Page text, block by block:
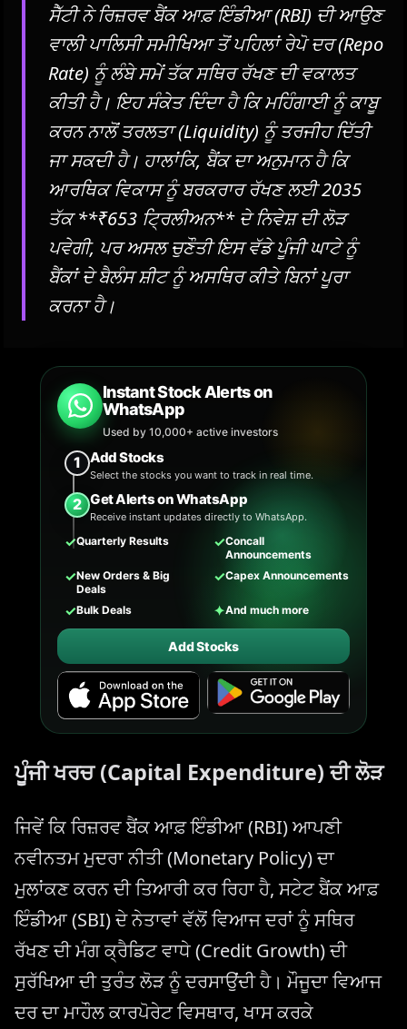
ਸੈੱਟੀ ਨੇ ਰਿਜ਼ਰਵ ਬੈਂਕ ਆਫ਼ ਇੰਡੀਆ (RBI) ਦੀ ਆਉਣ
ਵਾਲੀ ਪਾਲਿਸੀ ਸਮੀਖਿਆ ਤੋਂ ਪਹਿਲਾਂ ਰੇਪੋ ਦਰ (Repo
Rate) ਨੂੰ ਲੰਬੇ ਸਮੇਂ ਤੱਕ ਸਥਿਰ ਰੱਖਣ ਦੀ ਵਕਾਲਤ
ਕੀਤੀ ਹੈ। ਇਹ ਸੰਕੇਤ ਦਿੰਦਾ ਹੈ ਕਿ ਮਹਿੰਗਾਈ ਨੂੰ ਕਾਬੂ
ਕਰਨ ਨਾਲੋਂ ਤਰਲਤਾ (Liquidity) ਨੂੰ ਤਰਜੀਹ ਦਿੱਤੀ
ਜਾ ਸਕਦੀ ਹੈ। ਹਾਲਾਂਕਿ, ਬੈਂਕ ਦਾ ਅਨੁਮਾਨ ਹੈ ਕਿ
ਆਰਥਿਕ ਵਿਕਾਸ ਨੂੰ ਬਰਕਰਾਰ ਰੱਖਣ ਲਈ 2035
ਤੱਕ **₹653 ਟ੍ਰਿਲੀਅਨ** ਦੇ ਨਿਵੇਸ਼ ਦੀ ਲੋੜ
ਪਵੇਗੀ, ਪਰ ਅਸਲ ਚੁਣੌਤੀ ਇਸ ਵੱਡੇ ਪੂੰਜੀ ਘਾਟੇ ਨੂੰ
ਬੈਂਕਾਂ ਦੇ ਬੈਲੰਸ ਸ਼ੀਟ ਨੂੰ ਅਸਥਿਰ ਕੀਤੇ ਬਿਨਾਂ ਪੂਰਾ
ਕਰਨਾ ਹੈ।
Instant Stock Alerts on
WhatsApp
Used by 10,000+ active investors
1 Add Stocks
Select the stocks you want to track in real time.
2 Get Alerts on WhatsApp
Receive instant updates directly to WhatsApp.
✓Quarterly Results ✓Concall
Announcements
✓New Orders & Big
Deals
✓Capex Announcements
✓Bulk Deals ✦And much more
Add Stocks
ਪੂੰਜੀ ਖਰਚ (Capital Expenditure) ਦੀ ਲੋੜ
ਜਿਵੇਂ ਕਿ ਰਿਜ਼ਰਵ ਬੈਂਕ ਆਫ਼ ਇੰਡੀਆ (RBI) ਆਪਣੀ
ਨਵੀਨਤਮ ਮੁਦਰਾ ਨੀਤੀ (Monetary Policy) ਦਾ
ਮੁਲਾਂਕਣ ਕਰਨ ਦੀ ਤਿਆਰੀ ਕਰ ਰਿਹਾ ਹੈ, ਸਟੇਟ ਬੈਂਕ ਆਫ਼
ਇੰਡੀਆ (SBI) ਦੇ ਨੇਤਾਵਾਂ ਵੱਲੋਂ ਵਿਆਜ ਦਰਾਂ ਨੂੰ ਸਥਿਰ
ਰੱਖਣ ਦੀ ਮੰਗ ਕ੍ਰੈਡਿਟ ਵਾਧੇ (Credit Growth) ਦੀ
ਸੁਰੱਖਿਆ ਦੀ ਤੁਰੰਤ ਲੋੜ ਨੂੰ ਦਰਸਾਉਂਦੀ ਹੈ। ਮੌਜੂਦਾ ਵਿਆਜ
ਦਰ ਦਾ ਮਾਹੌਲ ਕਾਰਪੋਰੇਟ ਵਿਸਥਾਰ, ਖਾਸ ਕਰਕੇ